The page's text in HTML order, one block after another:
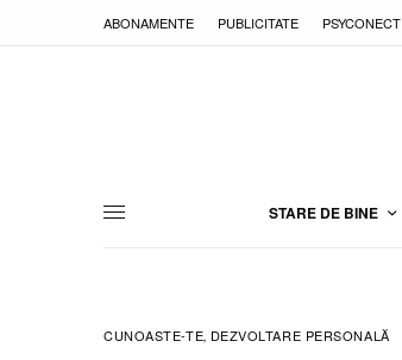
ABONAMENTE PUBLICITATE PSYCONECT
STARE DE BINE
CUNOASTE-TE, DEZVOLTARE PERSONALĂ